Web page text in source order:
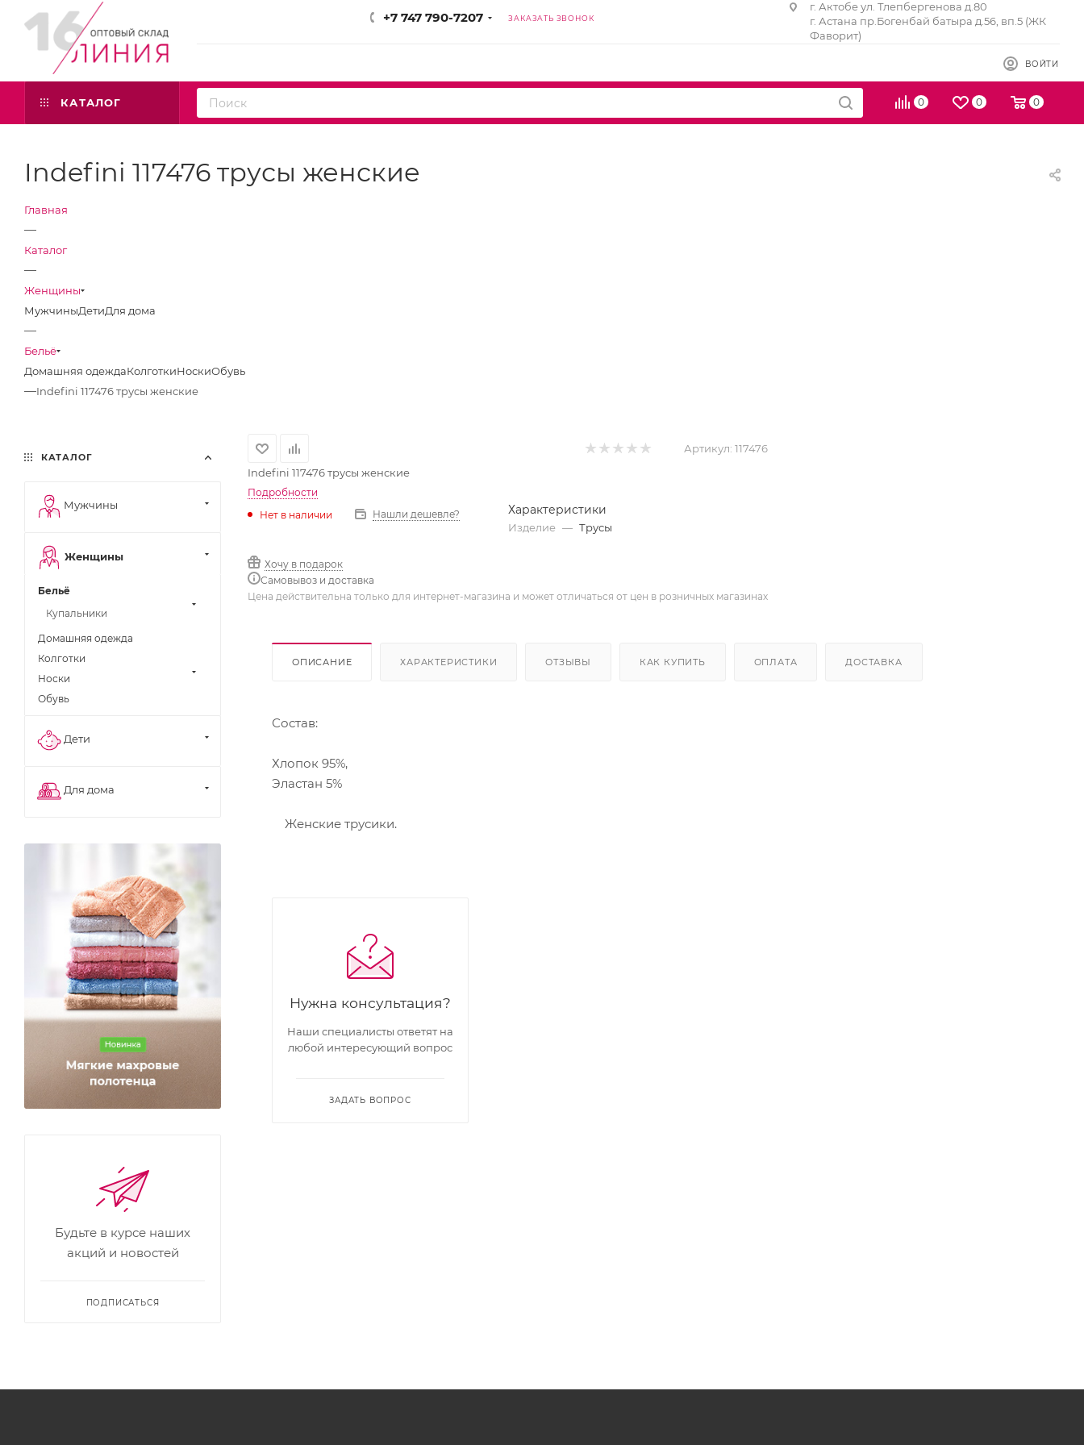
+7 747 790-7207 ЗАКАЗАТЬ ЗВОНОК
г. Актобе ул. Тлепбергенова д.80
г. Астана пр.Богенбай батыра д.56, вп.5 (ЖК
Фаворит)
ВОЙТИ
0 0 0
КАТАЛОГ
Indefini 117476 трусы женские
Главная
—
Каталог
—
Женщины
МужчиныДетиДля дома
—
Бельё
Домашняя одеждаКолготкиНоскиОбувь
—Indefini 117476 трусы женские
Артикул: 117476
Indefini 117476 трусы женские
Подробности
Нет в наличии
Нашли дешевле?
Хочу в подарок
Самовывоз и доставка
Характеристики
Изделие — Трусы
Цена действительна только для интернет-магазина и может отличаться от цен в розничных магазинах
ОПИСАНИЕ ХАРАКТЕРИСТИКИ ОТЗЫВЫ КАК КУПИТЬ ОПЛАТА ДОСТАВКА
Состав:
Хлопок 95%,
Эластан 5%
Женские трусики.
Нужна консультация?
Наши специалисты ответят на
любой интересующий вопрос
ЗАДАТЬ ВОПРОС
КАТАЛОГ
Мужчины
Женщины
Бельё
Купальники
Домашняя одежда
Колготки
Носки
Обувь
Дети
Для дома
Будьте в курсе наших
акций и новостей
ПОДПИСАТЬСЯ